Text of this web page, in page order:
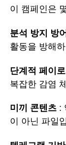
이 캠페인은
분석 방지 방어
활동을 방해
단계적 페이
복잡한 감염
미끼 콘텐츠 :
이 아닌 파일